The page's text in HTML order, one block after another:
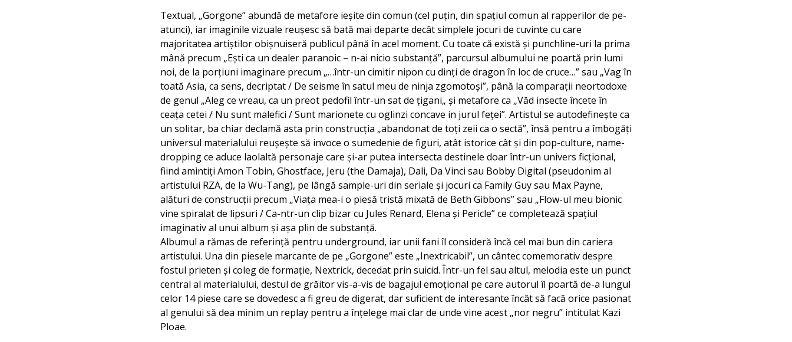
Textual, „Gorgone” abundă de metafore ieșite din comun (cel puțin, din spațiul comun al rapperilor de pe-
atunci), iar imaginile vizuale reușesc să bată mai departe decât simplele jocuri de cuvinte cu care
majoritatea artiștilor obișnuiseră publicul până în acel moment. Cu toate că există și punchline-uri la prima
mână precum „Ești ca un dealer paranoic – n-ai nicio substanță”, parcursul albumului ne poartă prin lumi
noi, de la porțiuni imaginare precum „…într-un cimitir nipon cu dinți de dragon în loc de cruce…” sau „Vag în
toată Asia, ca sens, decriptat / De seisme în satul meu de ninja zgomotoși”, până la comparații neortodoxe
de genul „Aleg ce vreau, ca un preot pedofil într-un sat de țigani„ și metafore ca „Văd insecte încete în
ceaţa cetei / Nu sunt malefici / Sunt marionete cu oglinzi concave in jurul feţei”. Artistul se autodefinește ca
un solitar, ba chiar declamă asta prin construcția „abandonat de toți zeii ca o sectă”, însă pentru a îmbogăți
universul materialului reușește să invoce o sumedenie de figuri, atât istorice cât și din pop-culture, name-
dropping ce aduce laolaltă personaje care și-ar putea intersecta destinele doar într-un univers ficțional,
fiind amintiți Amon Tobin, Ghostface, Jeru (the Damaja), Dali, Da Vinci sau Bobby Digital (pseudonim al
artistului RZA, de la Wu-Tang), pe lângă sample-uri din seriale și jocuri ca Family Guy sau Max Payne,
alături de construcții precum „Viața mea-i o piesă tristă mixată de Beth Gibbons” sau „Flow-ul meu bionic
vine spiralat de lipsuri / Ca-ntr-un clip bizar cu Jules Renard, Elena și Pericle” ce completează spațiul
imaginativ al unui album și așa plin de substanță.
Albumul a rămas de referință pentru underground, iar unii fani îl consideră încă cel mai bun din cariera
artistului. Una din piesele marcante de pe „Gorgone” este „Inextricabil”, un cântec comemorativ despre
fostul prieten și coleg de formație, Nextrick, decedat prin suicid. Într-un fel sau altul, melodia este un punct
central al materialului, destul de grăitor vis-a-vis de bagajul emoțional pe care autorul îl poartă de-a lungul
celor 14 piese care se dovedesc a fi greu de digerat, dar suficient de interesante încât să facă orice pasionat
al genului să dea minim un replay pentru a înțelege mai clar de unde vine acest „nor negru” intitulat Kazi
Ploae.